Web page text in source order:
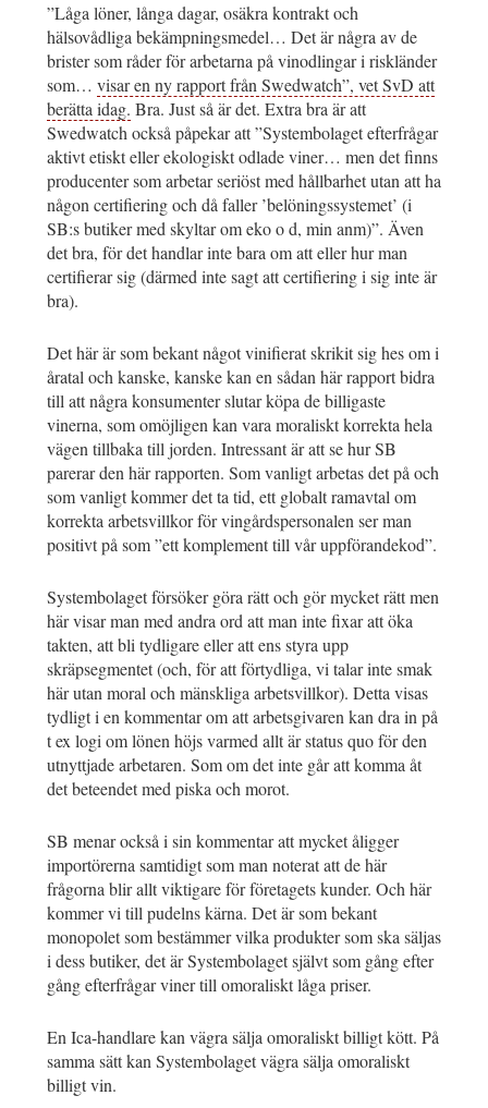
”Låga löner, långa dagar, osäkra kontrakt och
hälsovådliga bekämpningsmedel… Det är några av de
brister som råder för arbetarna på vinodlingar i riskländer
som… visar en ny rapport från Swedwatch”, vet SvD att
berätta idag. Bra. Just så är det. Extra bra är att
Swedwatch också påpekar att ”Systembolaget efterfrågar
aktivt etiskt eller ekologiskt odlade viner… men det finns
producenter som arbetar seriöst med hållbarhet utan att ha
någon certifiering och då faller ’belöningssystemet’ (i
SB:s butiker med skyltar om eko o d, min anm)”. Även
det bra, för det handlar inte bara om att eller hur man
certifierar sig (därmed inte sagt att certifiering i sig inte är
bra).
Det här är som bekant något vinifierat skrikit sig hes om i
åratal och kanske, kanske kan en sådan här rapport bidra
till att några konsumenter slutar köpa de billigaste
vinerna, som omöjligen kan vara moraliskt korrekta hela
vägen tillbaka till jorden. Intressant är att se hur SB
parerar den här rapporten. Som vanligt arbetas det på och
som vanligt kommer det ta tid, ett globalt ramavtal om
korrekta arbetsvillkor för vingårdspersonalen ser man
positivt på som ”ett komplement till vår uppförandekod”.
Systembolaget försöker göra rätt och gör mycket rätt men
här visar man med andra ord att man inte fixar att öka
takten, att bli tydligare eller att ens styra upp
skräpsegmentet (och, för att förtydliga, vi talar inte smak
här utan moral och mänskliga arbetsvillkor). Detta visas
tydligt i en kommentar om att arbetsgivaren kan dra in på
t ex logi om lönen höjs varmed allt är status quo för den
utnyttjade arbetaren. Som om det inte går att komma åt
det beteendet med piska och morot.
SB menar också i sin kommentar att mycket åligger
importörerna samtidigt som man noterat att de här
frågorna blir allt viktigare för företagets kunder. Och här
kommer vi till pudelns kärna. Det är som bekant
monopolet som bestämmer vilka produkter som ska säljas
i dess butiker, det är Systembolaget självt som gång efter
gång efterfrågar viner till omoraliskt låga priser.
En Ica-handlare kan vägra sälja omoraliskt billigt kött. På
samma sätt kan Systembolaget vägra sälja omoraliskt
billigt vin.